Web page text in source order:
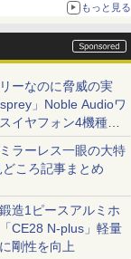
もっと見る
ーなのに脅威の実
」Noble Audioワ
イヤフォン4機種を
く
ラーレス一眼の大特
ころ記事まとめ
造1ピースアルミホ
CE28 N-plus」軽量
剛性を向上